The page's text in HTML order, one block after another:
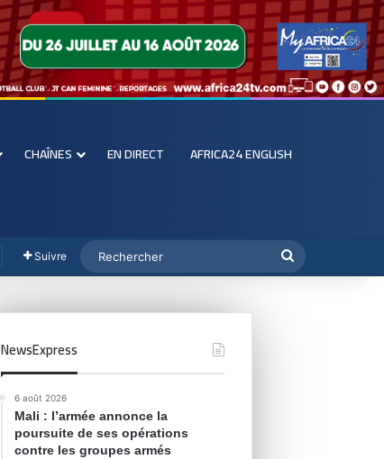
CHAÎNES EN DIRECT AFRICA24 ENGLISH
Suivre
NewsExpress
6 août 2026
Mali : l’armée annonce la
poursuite de ses opérations
contre les groupes armés